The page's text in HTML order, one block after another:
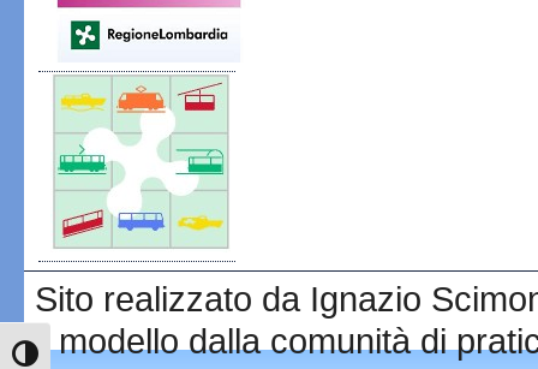
Attiva/disattiva alto contrasto
Sito realizzato da Ignazio
modello dalla comunità di